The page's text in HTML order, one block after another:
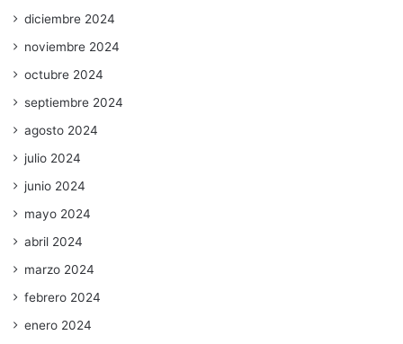
diciembre 2024
noviembre 2024
octubre 2024
septiembre 2024
agosto 2024
julio 2024
junio 2024
mayo 2024
abril 2024
marzo 2024
febrero 2024
enero 2024